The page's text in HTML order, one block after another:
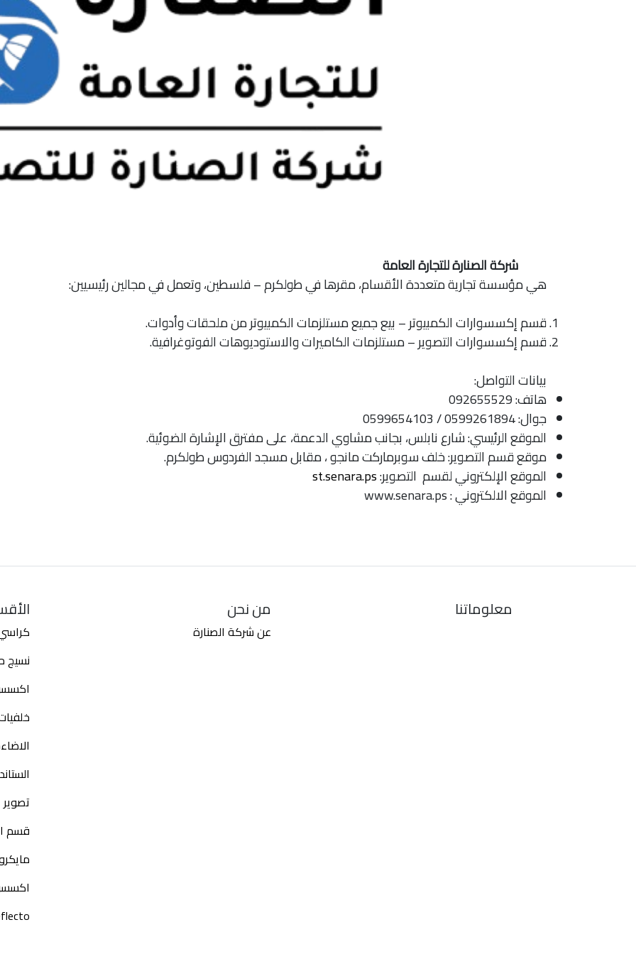
شركة الصنارة للتجارة العامة
هي مؤسسة تجارية متعددة الأقسام، مقرها في طولكرم – فلسطين، وتعمل في مجالين رئيسيين:
قسم إكسسوارات الكمبيوتر – بيع جميع مستلزمات الكمبيوتر من ملحقات وأدوات.
قسم إكسسوارات التصوير – مستلزمات الكاميرات والاستوديوهات الفوتوغرافية.
بيانات التواصل:
هاتف: 092655529
جوال: 0599261894 / 0599654103
الموقع الرئيسي: شارع نابلس، بجانب مشاوي الدعمة، على مفترق الإشارة الضوئية.
موقع قسم التصوير: خلف سوبرماركت مانجو ، مقابل مسجد الفردوس طولكرم.
الموقع الإلكتروني لقسم التصوير:st.senara.ps
الموقع الالكتروني : www.senara.ps
معلوماتنا من نحن
عن شركة الصنارة
نسيج
قسم